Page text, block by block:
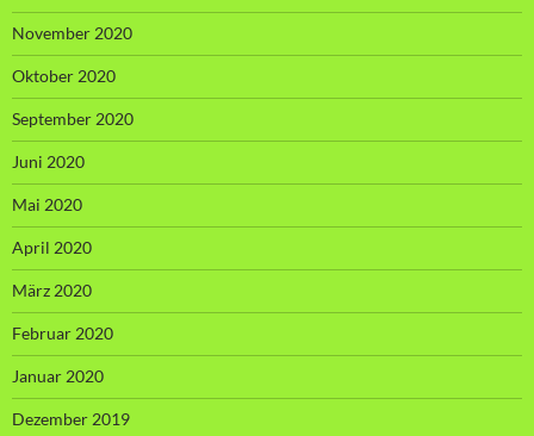
November 2020
Oktober 2020
September 2020
Juni 2020
Mai 2020
April 2020
März 2020
Februar 2020
Januar 2020
Dezember 2019